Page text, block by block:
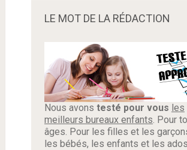
LE MOT DE LA RÉDACTION
Nous avons testé pour vous les
meilleurs bureaux enfants . Pour
âges. Pour les filles et les
les bébés, les enfants et les ados.